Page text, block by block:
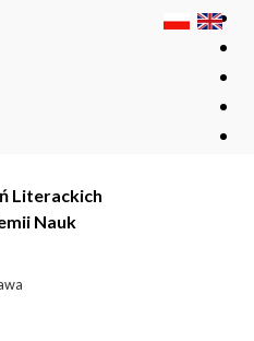
Literackich
Nauk
Akademii Nauk
i Edytorstwa Naukowego